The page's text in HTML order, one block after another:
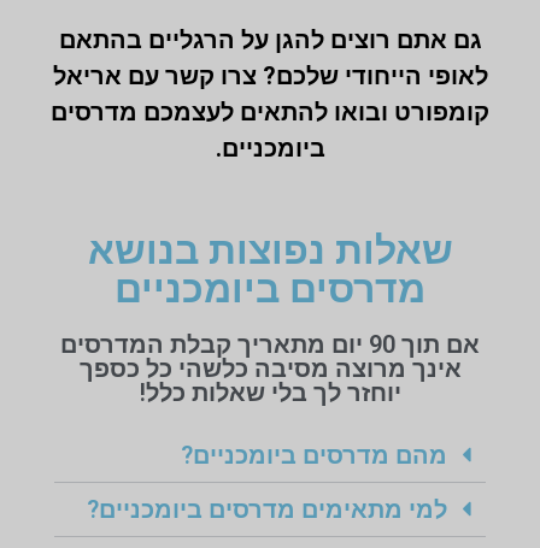
גם אתם רוצים להגן על הרגליים בהתאם
לאופי הייחודי שלכם? צרו קשר עם אריאל
קומפורט ובואו להתאים לעצמכם מדרסים
ביומכניים.
שאלות נפוצות בנושא
מדרסים ביומכניים
אם תוך 90 יום מתאריך קבלת המדרסים
אינך מרוצה מסיבה כלשהי כל כספך
יוחזר לך בלי שאלות כלל!
מהם מדרסים ביומכניים?
למי מתאימים מדרסים ביומכניים?